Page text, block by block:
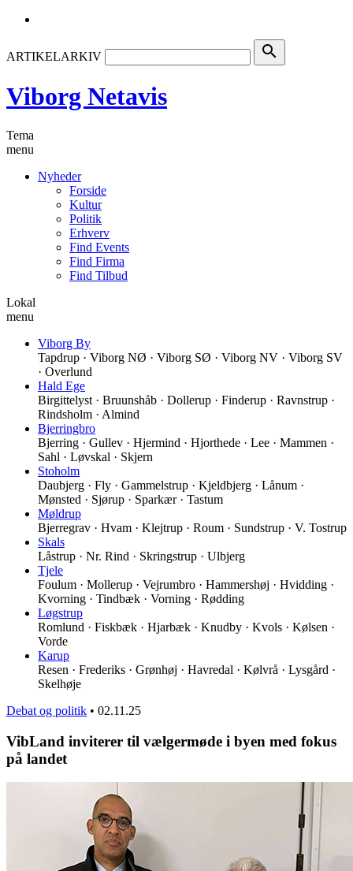
ARTIKELARKIV search
Viborg Netavis
Tema
menu
Nyheder
Forside
Kultur
Politik
Erhverv
Find Events
Find Firma
Find Tilbud
Lokal
menu
Viborg By
Tapdrup · Viborg NØ · Viborg SØ · Viborg NV · Viborg SV
· Overlund
Hald Ege
Birgittelyst · Bruunshåb · Dollerup · Finderup · Ravnstrup ·
Rindsholm · Almind
Bjerringbro
Bjerring · Gullev · Hjermind · Hjorthede · Lee · Mammen ·
Sahl · Løvskal · Skjern
Stoholm
Daubjerg · Fly · Gammelstrup · Kjeldbjerg · Lånum ·
Mønsted · Sjørup · Sparkær · Tastum
Møldrup
Bjerregrav · Hvam · Klejtrup · Roum · Sundstrup · V. Tostrup
Skals
Låstrup · Nr. Rind · Skringstrup · Ulbjerg
Tjele
Foulum · Mollerup · Vejrumbro · Hammershøj · Hvidding ·
Kvorning · Tindbæk · Vorning · Rødding
Løgstrup
Romlund · Fiskbæk · Hjarbæk · Knudby · Kvols · Kølsen ·
Vorde
Karup
Resen · Frederiks · Grønhøj · Havredal · Kølvrå · Lysgård ·
Skelhøje
Debat og politik • 02.11.25
VibLand inviterer til vælgermøde i byen med fokus
på landet